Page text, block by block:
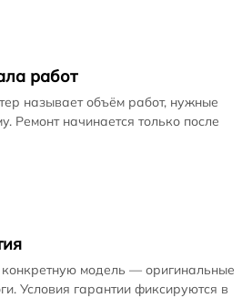
работ
называет объём работ, нужные
Ремонт начинается только после
модель — оригинальные
Условия гарантии фиксируются в